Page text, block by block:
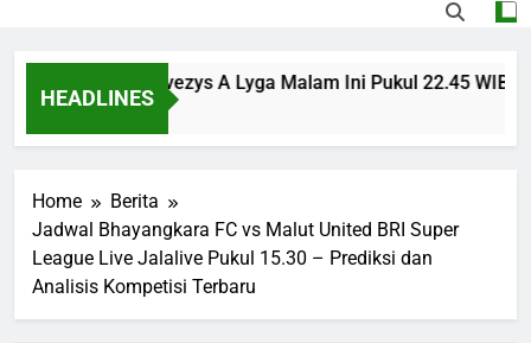
HEADLINES
vs Panevezys A Lyga Malam Ini Pukul 22.45 WIB
Home
Berita
Jadwal Bhayangkara FC vs Malut United BRI Super
League Live Jalalive Pukul 15.30 – Prediksi dan
Analisis Kompetisi Terbaru